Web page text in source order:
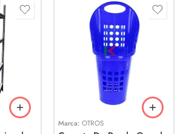
Marca: OTROS